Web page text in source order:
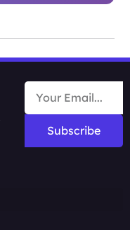
Subscribe